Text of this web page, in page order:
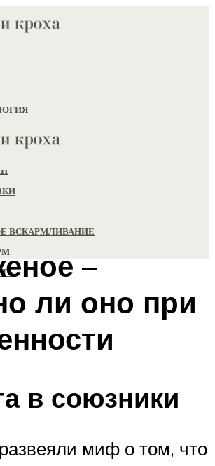
ВСКАРМЛИВАНИЕ
–
ли оно при
в союзники
миф о том, что